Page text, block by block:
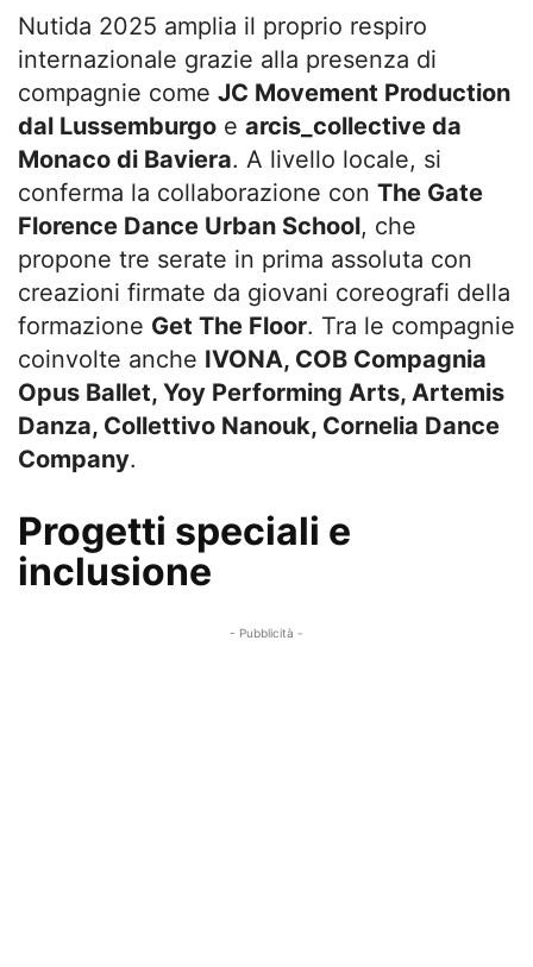
Nutida 2025 amplia il proprio respiro
internazionale grazie alla presenza di
compagnie come JC Movement Production
dal Lussemburgo e arcis_collective da
Monaco di Baviera. A livello locale, si
conferma la collaborazione con The Gate
Florence Dance Urban School, che
propone tre serate in prima assoluta con
creazioni firmate da giovani coreografi della
formazione Get The Floor. Tra le compagnie
coinvolte anche IVONA, COB Compagnia
Opus Ballet, Yoy Performing Arts, Artemis
Danza, Collettivo Nanouk, Cornelia Dance
Company.
Progetti speciali e
inclusione
- Pubblicità -